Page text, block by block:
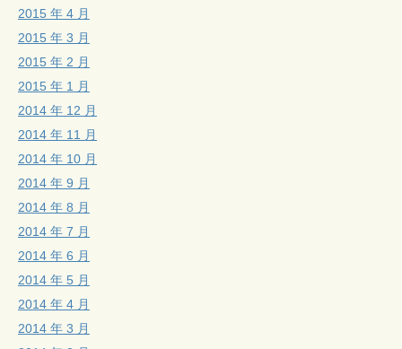
2015 年 4 月
2015 年 3 月
2015 年 2 月
2015 年 1 月
2014 年 12 月
2014 年 11 月
2014 年 10 月
2014 年 9 月
2014 年 8 月
2014 年 7 月
2014 年 6 月
2014 年 5 月
2014 年 4 月
2014 年 3 月